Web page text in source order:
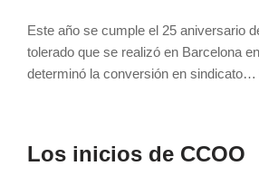
Este año se cumple el 25 aniversario
tolerado que se realizó en Barcelona
determinó la conversión en sindicato…
Los inicios de CCOO